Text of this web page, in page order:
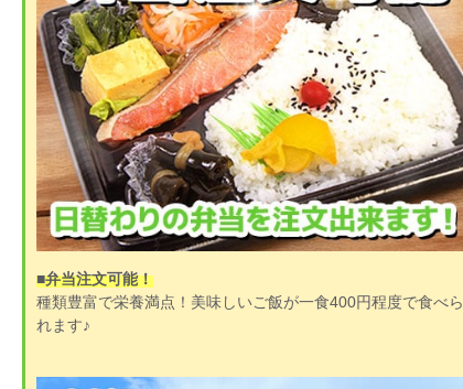
■弁当注文可能！
種類豊富で栄養満点！美味しいご飯が一食400円程度で食べら
れます♪